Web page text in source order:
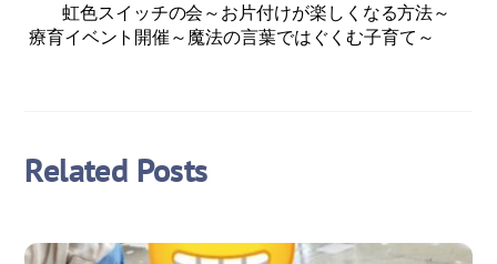
虹色スイッチの会～お片付けが楽しくなる方法～
療育イベント開催～魔法の言葉ではぐくむ子育て～
Related Posts